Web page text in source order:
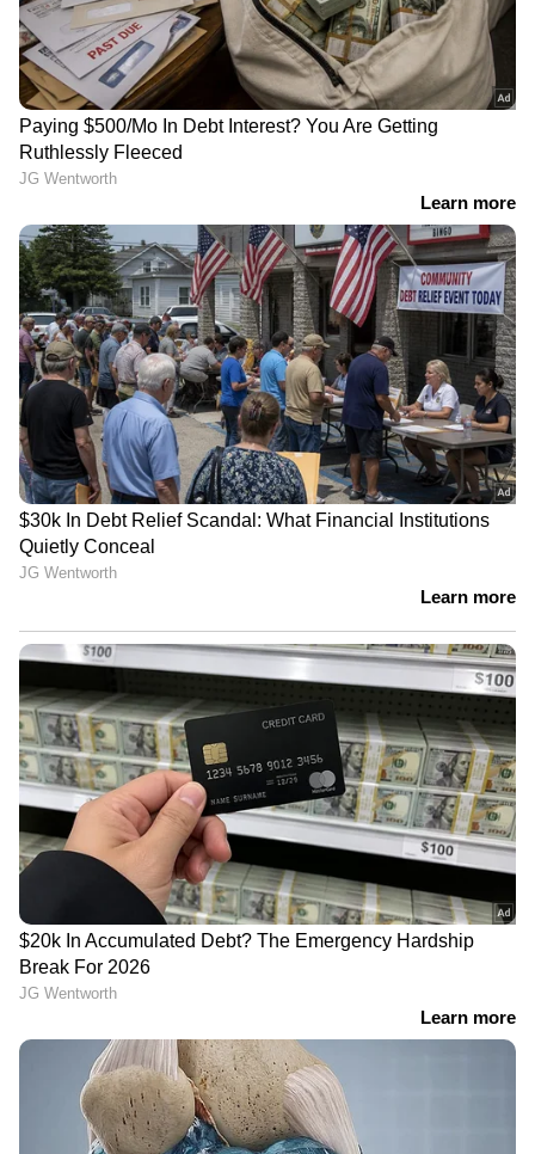
ദർശനത്തിന് നിയന്ത്രണം,
ഫോണിനും നിരോധനം
പങ്കെടുക്കാതെ
ഡിഎംകെയും അണ്ണാ
ഡിഎംകെയും; 37
എംപിമാർ യോഗം
ബഹിഷ്കരിച്ചു
LATEST VIDEOS
ജലനിരപ്പ് കുറഞ്ഞെങ്കിലും ദുരിതം
ഒഴിയാതെ കുട്ടനാട്ടുകാര്‍; വെള്ളം
News@1PM | ഒരുമണി വാർത്ത
വിശദമായി | 08 August 2026